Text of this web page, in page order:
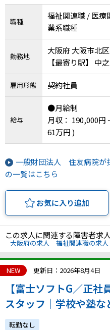
職種
福祉関連職 / 医
業系職種
勤務地
大阪府 大阪市北区
【最寄り
雇用形態 契約社員
給与
●月給制
月収： 190,000円
61万円 )
一般財団法人 住友病院が
の一覧はこちら
お気に入り追加
この求人に関連する障害者求
大阪府の求人 福祉関連職の求人
NEW 更新日：2026年8月4日
【富士ソフトG／正
スタッフ｜学校や塾
かす（大船・年休125日
転勤なし